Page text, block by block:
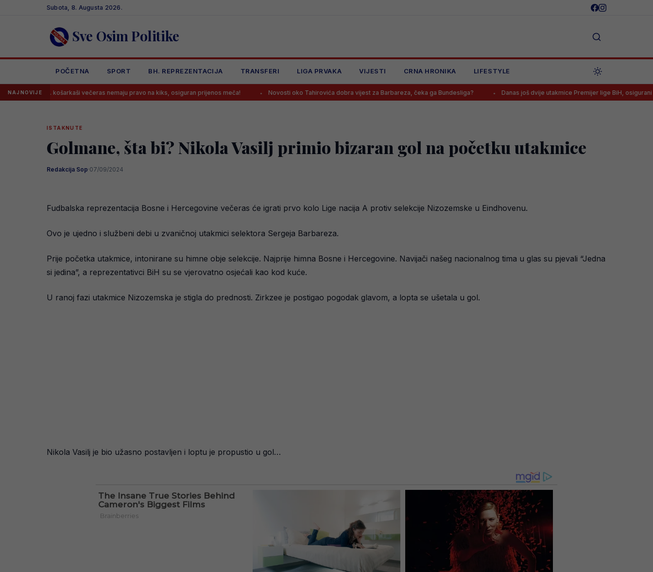
Subota, 8. Augusta 2026.
Sve Osim Politike
POČETNA SPORT BH. REPREZENTACIJA TRANSFERI LIGA PRVAKA VIJESTI CRNA HRONIKA LIFESTYLE
NAJNOVIJE
bh. košarkaši večeras nemaju pravo na kiks, osiguran prijenos meča! Novosti oko Tahirovića dobra vijest za Barbareza, čeka ga Bundesliga? Danas još dvije utakmice Premijer lige BiH, osigurani TV
ISTAKNUTE
Golmane, šta bi? Nikola Vasilj primio bizaran gol na početku utakmice
Redakcija Sop·07/09/2024
Fudbalska reprezentacija Bosne i Hercegovine večeras će igrati prvo kolo Lige nacija A protiv selekcije Nizozemske u Eindhovenu.
Ovo je ujedno i službeni debi u zvaničnoj utakmici selektora Sergeja Barbareza.
Prije početka utakmice, intonirane su himne obje selekcije. Najprije himna Bosne i Hercegovine. Navijači našeg nacionalnog tima u glas su pjevali “Jedna
si jedina”, a reprezentativci BiH su se vjerovatno osjećali kao kod kuće.
U ranoj fazi utakmice Nizozemska je stigla do prednosti. Zirkzee je postigao pogodak glavom, a lopta se ušetala u gol.
Nikola Vasilj je bio užasno postavljen i loptu je propustio u gol…